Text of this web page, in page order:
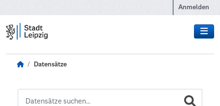
Anmelden
Datensätze